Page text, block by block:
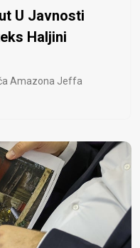
U Javnosti
Haljini
Amazona Jeffa